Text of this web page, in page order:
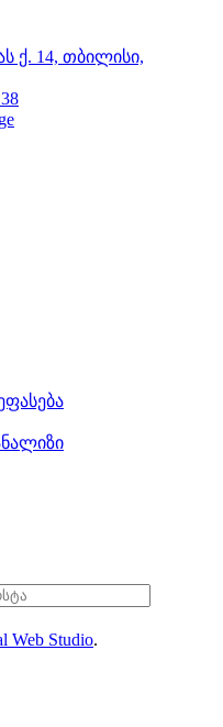
ქ. 14, თბილისი,
Web Studio.